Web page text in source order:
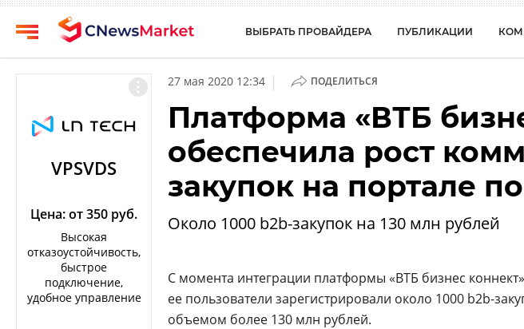
Публикации
обзоры
кабинет
проекте
Конференции
Техника
ВЫБРАТЬ ПРОВАЙДЕРА ПУБЛИКАЦИИ
VPSVDS
Цена: от 350 руб.
Высокая
отказоустойчивость,
быстрое
подключение,
удобное управление
27 мая 2020 12:34 | ПОДЕЛИТЬСЯ
Платформа «ВТБ
обеспечила рост
закупок на портале
Около 1000 b2b-закупок на 130 млн рублей
С момента интеграции платформы «ВТБ бизнес
ее пользователи зарегистрировали около 1000 b2b-
объемом более 130 млн рублей.